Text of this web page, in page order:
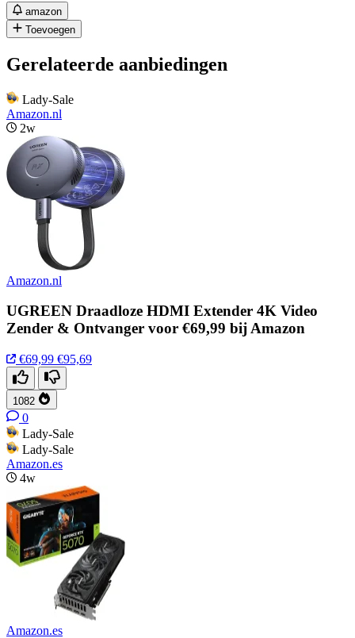
amazon
Toevoegen
Gerelateerde aanbiedingen
Lady-Sale
Amazon.nl
2w
Amazon.nl
UGREEN Draadloze HDMI Extender 4K Video
Zender & Ontvanger voor €69,99 bij Amazon
€69,99 €95,69
1082
0
Lady-Sale
Lady-Sale
Amazon.es
4w
Amazon.es